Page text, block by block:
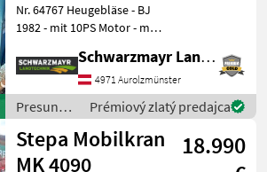
Drobné
Nr. 64767 Heugebläse - BJ
1982 - mit 10PS Motor - mit
Auswerfer gebraucht aus
Vermittlung 13% MwSt. Das
Verkaufsteam der F
Schwarzmayr Landtechnik GmbH - Aurolzmünster
4971 Aurolzmünster
Presun
materiálu
/ Mengele
Prémiový zlatý predajca
Stepa Mobilkran
MK 4090
18.990